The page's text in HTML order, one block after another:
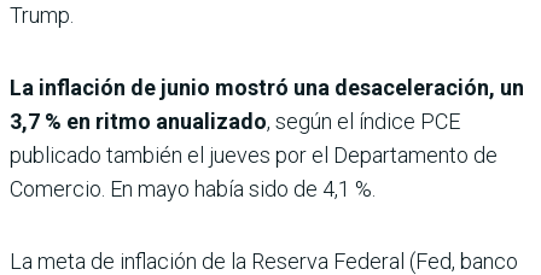
Trump.
La inflación de junio mostró una desaceleración, un
3,7 % en ritmo anualizado, según el índice PCE
publicado también el jueves por el Departamento de
Comercio. En mayo había sido de 4,1 %.
La meta de inflación de la Reserva Federal (Fed, banco